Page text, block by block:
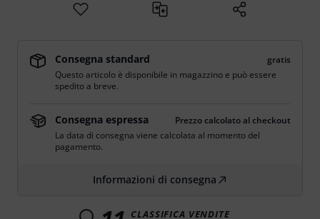
Consegna standard
gratis
Questo articolo è disponibile in magazzino e può essere
spedito a breve.
Consegna espressa
Prezzo calcolato al checkout
La data di consegna viene calcolata al momento del
pagamento.
Informazioni di consegna
CLASSIFICA VENDITE